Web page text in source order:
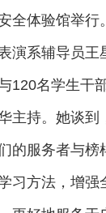
全体验馆举
演系辅导员
120名学生干
主持。她谈
的服务者与
习方法，增